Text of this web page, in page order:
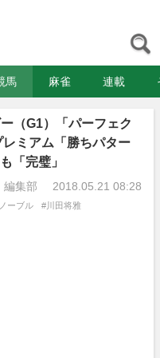
馬 麻雀 連載
（G1）「パーフェク
レミアム「勝ちパター
「完璧」
編集部 2018.05.21 08:28
ーブル #川田将雅